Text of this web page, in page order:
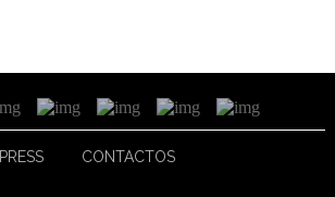
PRESS CONTACTOS